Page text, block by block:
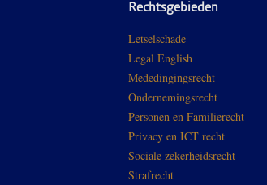
Rechtsgebieden
Letselschade
Legal English
Mededingingsrecht
Ondernemingsrecht
Personen en Familierecht
Privacy en ICT recht
Sociale zekerheidsrecht
Strafrecht